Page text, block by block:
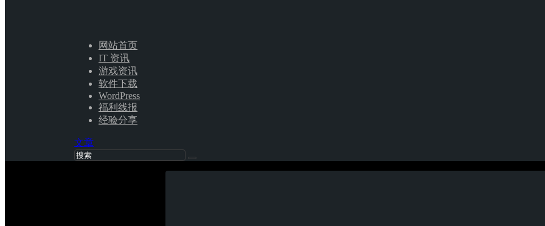
网站首页
IT 资讯
游戏资讯
软件下载
WordPress
福利线报
经验分享
文章